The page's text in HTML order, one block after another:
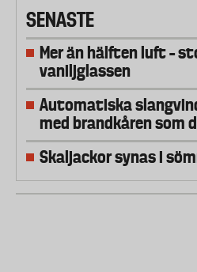
SENASTE
Mer än hälften luft –
vaniljglassen
Automatiska
med brandkåren som
Skaljackor synas i